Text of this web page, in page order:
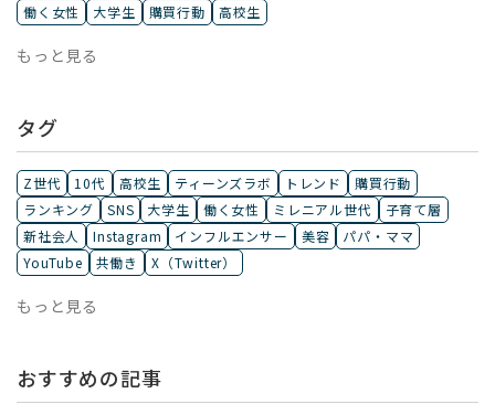
働く女性
大学生 購買行動 高校生
もっと見る
タグ
Z世代 10代 高校生 ティーンズラボ トレンド
購買行動
ランキング
SNS 大学生 働く女性 ミレニアル世代
子育て層
新社会人
Instagram インフルエンサー 美容
パパ・ママ
YouTube
共働き X（Twitter）
もっと見る
おすすめの記事